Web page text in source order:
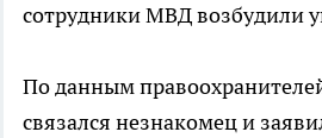
сотрудники МВД возбудили
По данным
связался незнакомец и